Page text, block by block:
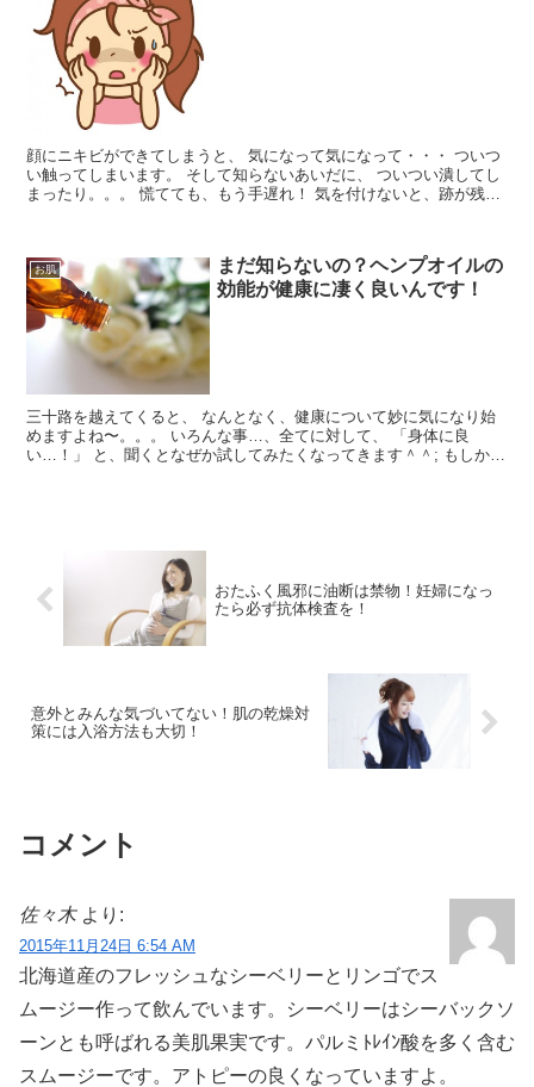
顔にニキビができてしまうと、 気になって気になって・・・ ついつ
い触ってしまいます。 そして知らないあいだに、 ついつい潰してし
まったり。。。 慌てても、もう手遅れ！ 気を付けないと、跡が残っ
お肌
まだ知らないの？ヘンプオイルの
効能が健康に凄く良いんです！
三十路を越えてくると、 なんとなく、健康について妙に気になり始
めますよね〜。。。 いろんな事…、全てに対して、 「身体に良
い…！」 と、聞くとなぜか試してみたくなってきます＾＾; もしかし
おたふく風邪に油断は禁物！妊婦になっ
たら必ず抗体検査を！
意外とみんな気づいてない！肌の乾燥対
策には入浴方法も大切！
コメント
佐々木 より:
2015年11月24日 6:54 AM
北海道産のフレッシュなシーベリーとリンゴでス
ムージー作って飲んでいます。シーベリーはシーバックソ
ーンとも呼ばれる美肌果実です。パルミﾄﾚｲﾝ酸を多く含む
スムージーです。アトピーの良くなっていますよ。